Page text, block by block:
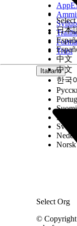
Trust
Italiano
Select Org
日本
中文
中文
한국
Suomi
Dansk
Norsk
© Copyright